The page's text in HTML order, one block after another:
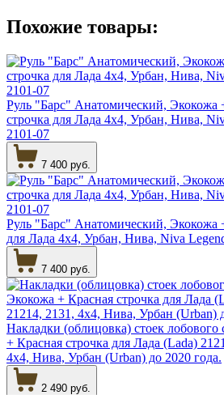
Похожие товары:
Руль "Барс" Анатомический, Экокожа
строчка для Лада 4х4, Урбан, Нива,
2101-07
7 400 руб.
Руль "Барс" Анатомический, Экокожа
для Лада 4х4, Урбан, Нива, Niva
7 400 руб.
Накладки (облицовка) стоек лобового
+ Красная строчка для Лада (Lada)
4х4, Нива, Урбан (Urban) до 2020 года.
2 490 руб.